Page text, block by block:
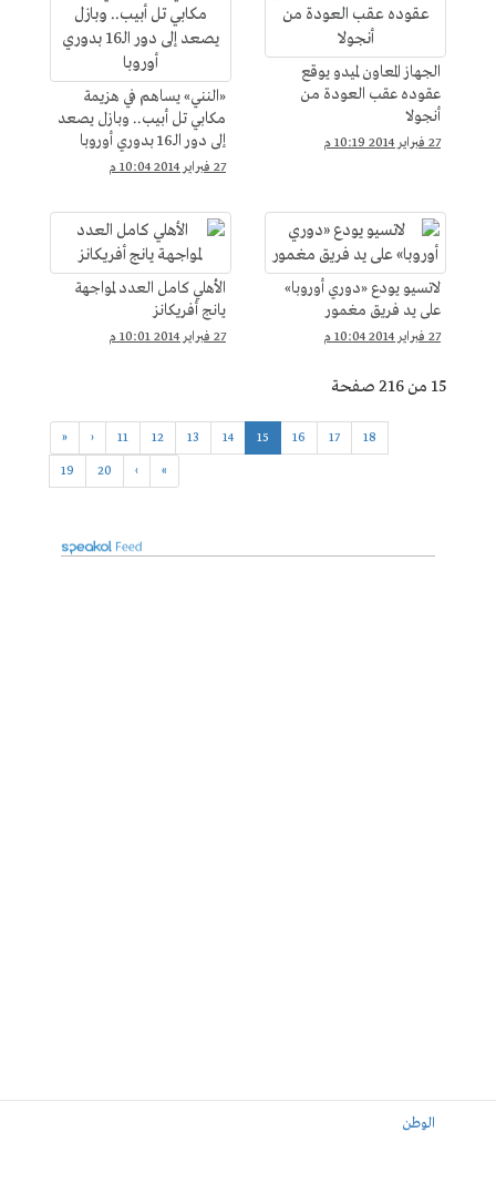
الجهاز المعاون لميدو يوقع
عقوده عقب العودة من
أنجولا
27 فبراير 2014 10:19 م
«النني» يساهم في هزيمة
مكابي تل أبيب.. وبازل يصعد
إلى دور الـ16 بدوري أوروبا
27 فبراير 2014 10:04 م
لاتسيو يودع «دوري أوروبا»
على يد فريق مغمور
27 فبراير 2014 10:04 م
الأهلي كامل العدد لمواجهة
يانج أفريكانز
27 فبراير 2014 10:01 م
15 من 216 صفحة
« ‹ 11 12 13 14 15 16 17 18
19 20 › »
الوطن